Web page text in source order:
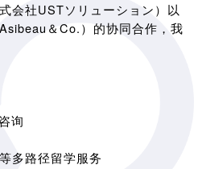
会社USTソリューション）以
＆Co.）的协同合作，我
询
多路径留学服务